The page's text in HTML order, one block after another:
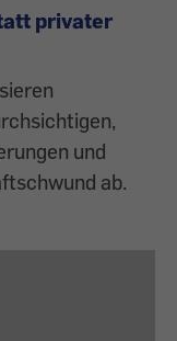
privater
und
ab.